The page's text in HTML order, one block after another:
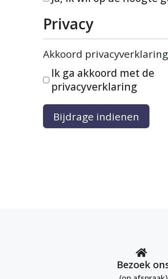
Privacy
Akkoord privacyverklaring
Ik ga akkoord met de
privacyverklaring
Bijdrage indienen
Bezoek